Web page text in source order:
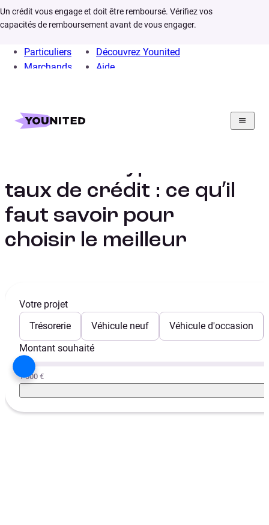
Un crédit vous engage et doit être remboursé. Vérifiez vos
capacités de remboursement avant de vous engager.
Particuliers
Marchands
Découvrez Younited
Aide
Home
Differents types taux credit
taux de crédit : ce qu’il
faut savoir pour
choisir le meilleur
Votre projet
Trésorerie
Véhicule neuf
Véhicule d'occasion
Montant souhaité
1 000 €